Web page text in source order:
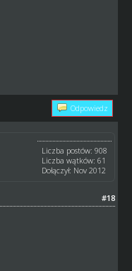
Odpowiedz
Liczba postów: 908
Liczba wątków: 61
Dołączył: Nov 2012
#18